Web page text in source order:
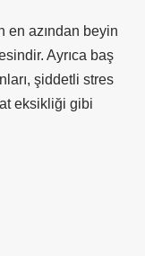
en azından beyin
Ayrıca baş
şiddetli stres
eksikliği gibi